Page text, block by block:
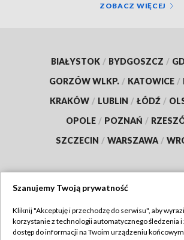
ZOBACZ WIĘCEJ
BIAŁYSTOK / BYDGOSZCZ /
GORZÓW WLKP. / KATOWICE /
KRAKÓW / LUBLIN / ŁÓDŹ /
OPOLE / POZNAŃ /
SZCZECIN / WARSZAWA /
TVP
Szanujemy Twoją prywatność
Kliknij "Akceptuję i przechodzę do serwisu", aby
korzystanie z technologii automatycznego śledzenia i
dostęp do informacji na Twoim urządzeniu